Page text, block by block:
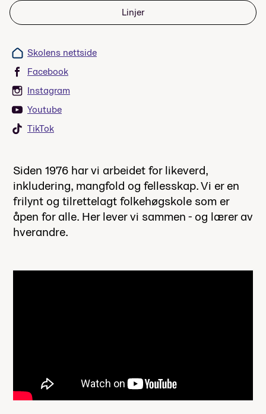
Linjer
Skolens nettside
Facebook
Instagram
Youtube
TikTok
Siden 1976 har vi arbeidet for likeverd,
inkludering, mangfold og fellesskap. Vi er en
frilynt og tilrettelagt folkehøgskole som er
åpen for alle. Her lever vi sammen - og lærer av
hverandre.